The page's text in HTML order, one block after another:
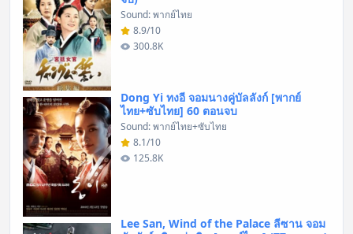
Sound: พากย์ไทย
8.9/10
300.8K
Dong Yi ทงอี จอมนางคู่บัลลังก์ [พากย์
ไทย+ซับไทย] 60 ตอนจบ
Sound: พากย์ไทย+ซับไทย
8.1/10
125.8K
Lee San, Wind of the Palace ลีซาน จอม